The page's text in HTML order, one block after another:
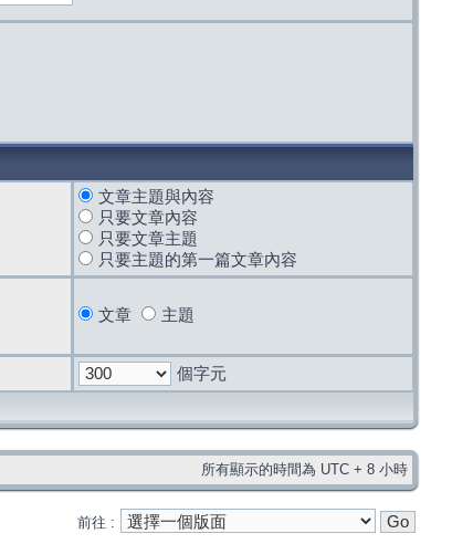
文章主題與內容
只要文章內容
只要文章主題
只要主題的第一篇文章內容
文章 主題
個字元
所有顯示的時間為 UTC + 8 小時
前往 :